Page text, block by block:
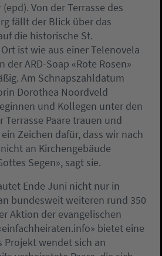
Von der Terrasse des
fällt der Blick über das
die historische St.
ist wie aus einer Telenovela
der ARD-Soap «Rote Rosen»
Am Schnapszahldatum
Dorothea Noordveld
und Kollegen unter den
Terrasse Paare trauen und
Zeichen dafür, dass wir nach
an Kirchengebäude
Segen», sagt sie.
Ende Juni nicht nur in
bundesweit weiteren rund 350
Aktion der evangelischen
bietet eine
Projekt wendet sich an